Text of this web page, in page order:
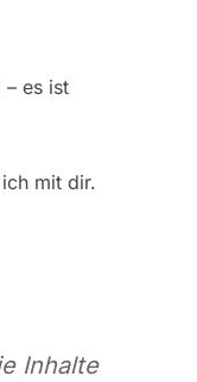
– es ist
mit dir.
Inhalte